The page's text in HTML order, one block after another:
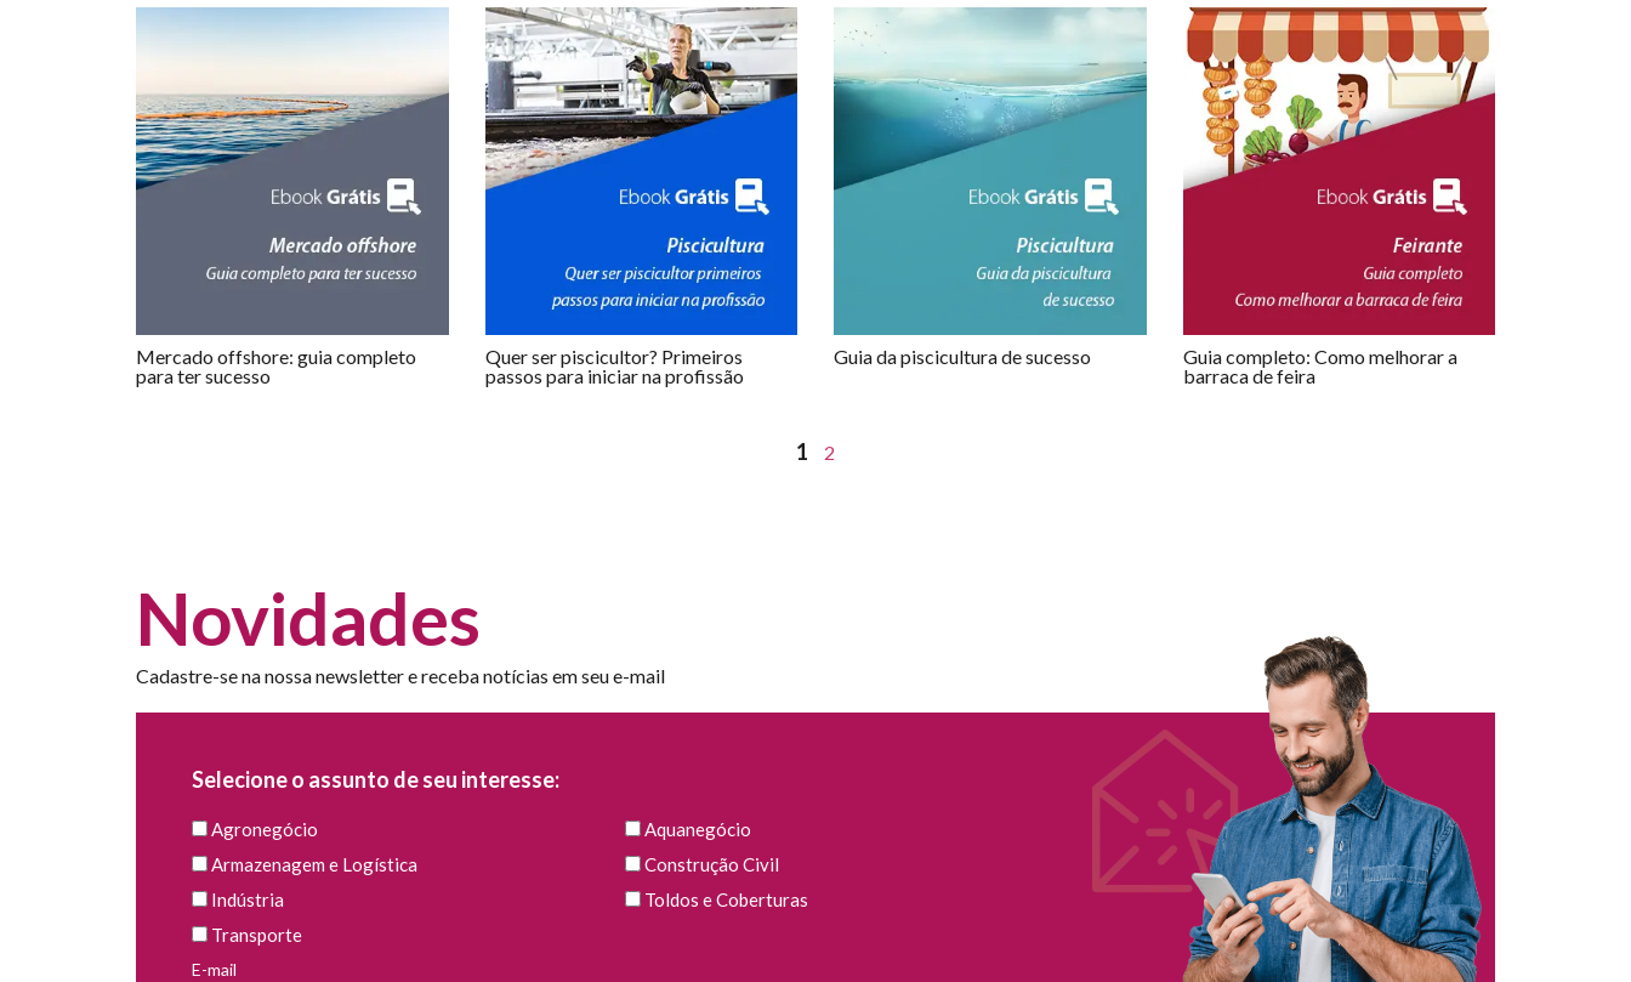
Mercado offshore: guia completo
para ter sucesso
Quer ser piscicultor? Primeiros
passos para iniciar na profissão
Guia da piscicultura de sucesso
Guia completo: Como melhorar a
barraca de feira
1 2
Novidades
Cadastre-se na nossa newsletter e receba notícias em seu e-mail
Selecione o assunto de seu interesse:
Agronegócio
Aquanegócio
Armazenagem e Logística
Construção Civil
Indústria
Toldos e Coberturas
Transporte
E-mail